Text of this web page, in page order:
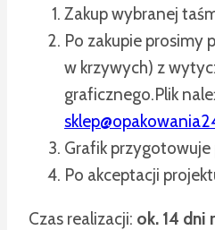
Zakup wybranej
Po zakupie prosimy
w krzywych) z
graficznego.Plik
Grafik przygotowuje
Po akceptacji
Czas realizacji: ok. 14 dni